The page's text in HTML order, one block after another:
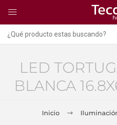
LED
BLANCA
Inicio